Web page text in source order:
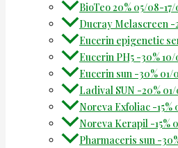
BioTeo 20% 05/08-17/
Ducray Melascreen -
Eucerin epigenetic
Eucerin PH5 -30%
Eucerin sun -30% 01/
Ladival SUN -20%
Noreva Exfoliac -15%
Noreva Kerapil -15%
Pharmaceris sun -